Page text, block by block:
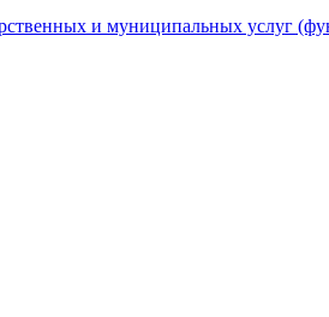
и муниципальных услуг